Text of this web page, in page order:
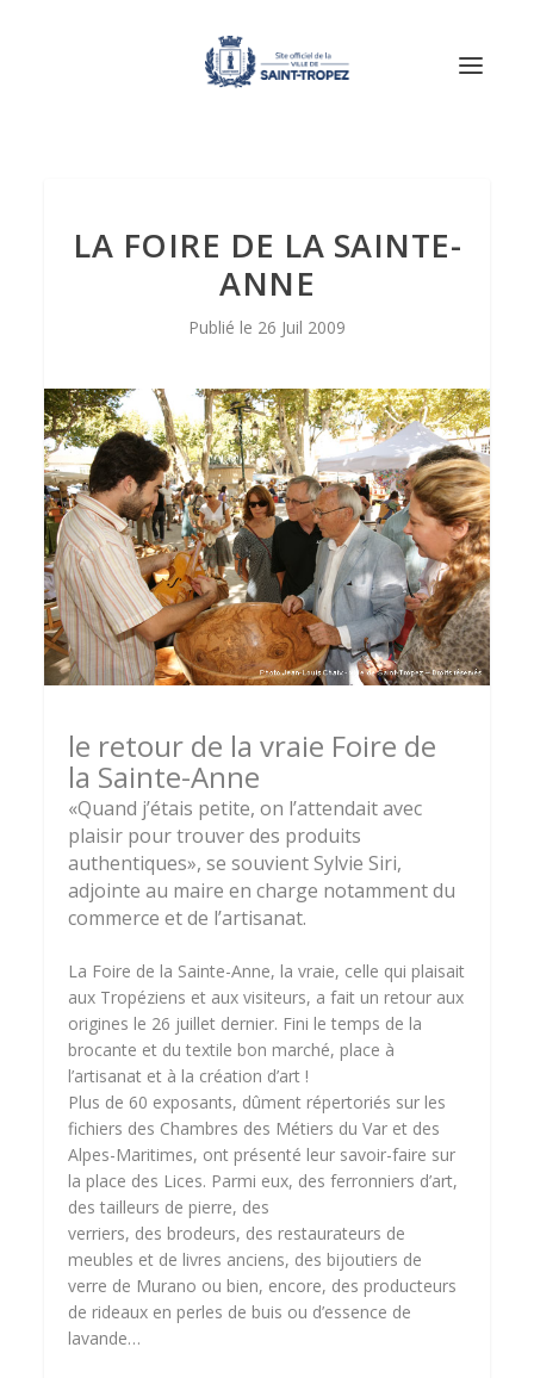
LA FOIRE DE LA SAINTE-
ANNE
26 Juil 2009
le retour de la vraie Foire de
la Sainte-Anne
«Quand j’étais petite, on l’attendait avec
plaisir pour trouver des produits
authentiques», se souvient Sylvie Siri,
adjointe au maire en charge notamment du
commerce et de l’artisanat.
La Foire de la Sainte-Anne, la vraie, celle qui plaisait
aux Tropéziens et aux visiteurs, a fait un retour aux
origines le 26 juillet dernier. Fini le temps de la
brocante et du textile bon marché, place à
l’artisanat et à la création d’art !
Plus de 60 exposants, dûment répertoriés sur les
fichiers des Chambres des Métiers du Var et des
Alpes-Maritimes, ont présenté leur savoir-faire sur
la place des Lices. Parmi eux, des ferronniers d’art,
des tailleurs de pierre, des
verriers, des brodeurs, des restaurateurs de
meubles et de livres anciens, des bijoutiers de
verre de Murano ou bien, encore, des producteurs
de rideaux en perles de buis ou d’essence de
lavande…